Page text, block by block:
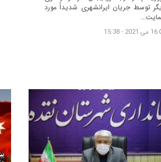
توسط جریان ایرانشهری شدیداً مورد
16 می 2021 - 15:38